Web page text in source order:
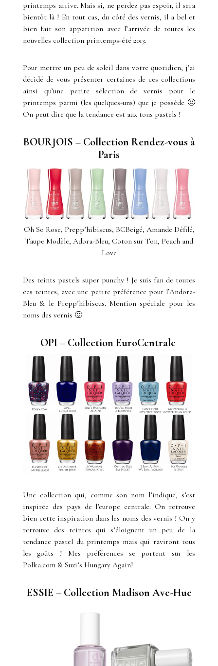
printemps arrive. Mais si, ne perdez pas espoir, il sera
bientôt là ! En tout cas, du côté des vernis, il a bel et
bien fait son apparition avec l’arrivée de toutes les
nouvelles collection printemps-été 2013.
Pour mettre un peu de soleil dans votre quotidien, j’ai
décidé de vous présenter certaines de ces collections
ainsi qu’une petite sélection de vernis pour le
printemps parmi (les quelques-uns) que je possède 🙂
On peut dire que la tendance est aux tons pastels !
BOURJOIS – Collection Rendez-vous à
Paris
Oh So Rose, Prepp’hibiscus, BCBeigé, Amande Défilé,
Taupe Modèle, Adora-Bleu, Coton sur Ton, Peach and
Love
Des teints pastels super punchy ! Je suis fan de toutes
ces teintes, avec une petite préférence pour l’Andora-
Bleu & le Prepp’hibiscus. Mention spéciale pour les
noms des vernis 🙂
OPI – Collection EuroCentrale
Une collection qui, comme son nom l’indique, s’est
inspirée des pays de l’europe centrale. On retrouve
bien cette inspiration dans les noms des vernis ! On y
retrouve des teintes qui s’éloignent un peu de la
tendance pastel du printemps mais qui raviront tous
les goûts ! Mes préférences se portent sur les
Polka.com & Suzi’s Hungary Again!
ESSIE – Collection Madison Ave-Hue